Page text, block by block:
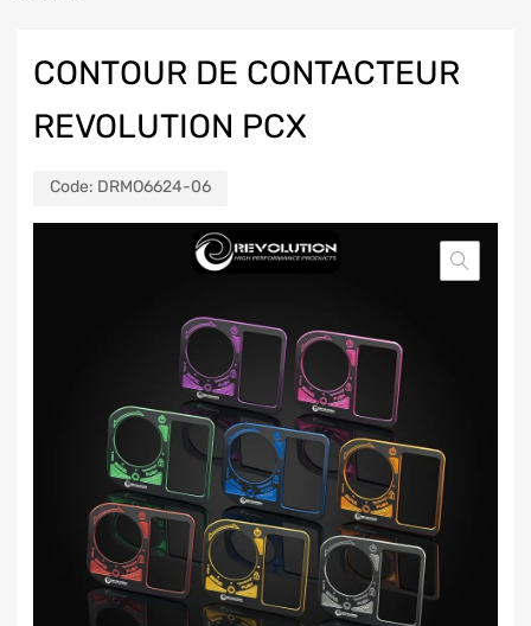
CONTOUR DE CONTACTEUR
REVOLUTION PCX
Code: DRMO6624-06